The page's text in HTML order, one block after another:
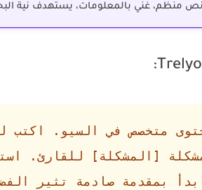
نص منظم، غني بالمعلومات، يستهدف نية
متخصص في السيو. اكتب
[المشكلة] للقارئ.
بمقدمة صادمة تثير